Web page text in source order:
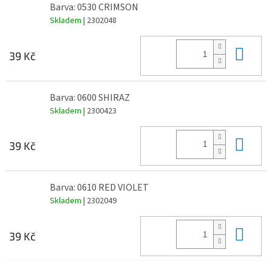
Barva: 0530 CRIMSON
Skladem | 2302048
39 Kč
Barva: 0600 SHIRAZ
Skladem | 2300423
39 Kč
Barva: 0610 RED VIOLET
Skladem | 2302049
39 Kč